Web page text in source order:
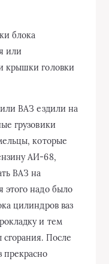
блока
или
крышки головки
ВАЗ ездили на
грузовики
которые
АИ-68,
ВАЗ на
надо было
цилиндров ваз
и тем
После
прекрасно